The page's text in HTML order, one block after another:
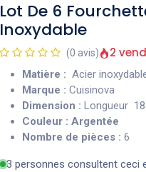
Lot De 6
Inoxydable
(0 avis) 2
Matière : Acier
Marque : Cuisinova
Dimension : Longueur
Couleur : Argentée
Nombre de pièces : 6
3 personnes consultent ceci